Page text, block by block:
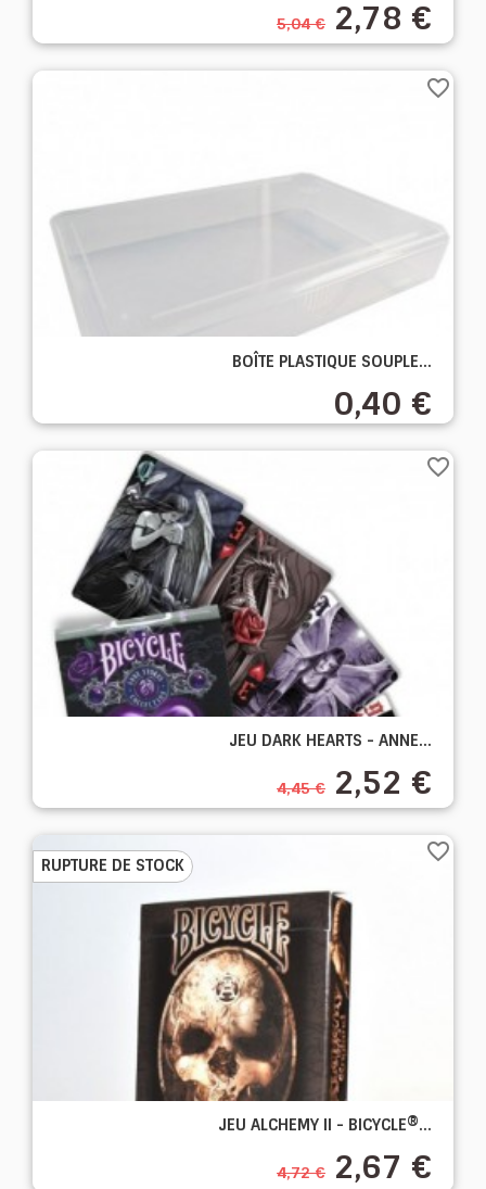
5,04 € 2,78 €
BOÎTE PLASTIQUE SOUPLE...
0,40 €
favorite_border
JEU DARK HEARTS - ANNE...
4,45 € 2,52 €
favorite_border
JEU ALCHEMY II - BICYCLE®...
4,72 € 2,67 €
RUPTURE DE STOCK
favorite_border